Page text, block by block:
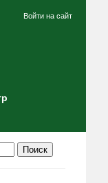
Войти на сайт